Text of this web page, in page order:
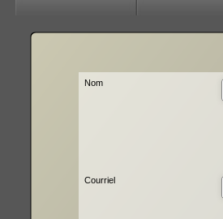
Nom
Courriel